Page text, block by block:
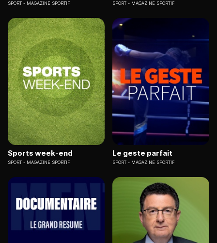
SPORT MAGAZINE SPORTIF SPORT MAGAZINE SPORTIF
Sports week-end
SPORT MAGAZINE SPORTIF
Le geste parfait
SPORT MAGAZINE SPORTIF